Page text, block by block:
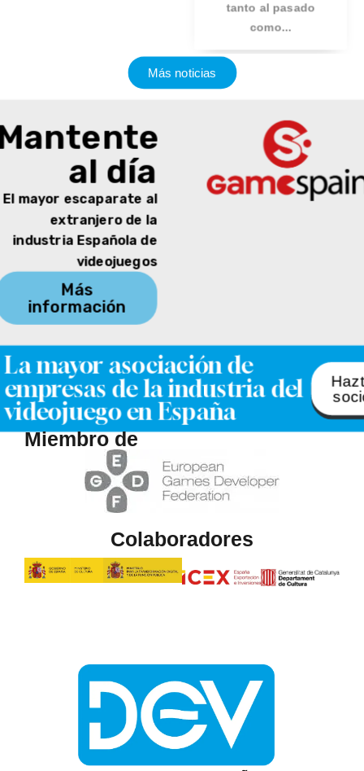
tanto al pasado
como...
Más noticias
al día
El mayor escaparate al
extranjero de la
industria Española de
videojuegos
Más
información
La mayor asociación de
empresas de la industria del
videojuego en España
Miembro de
Colaboradores